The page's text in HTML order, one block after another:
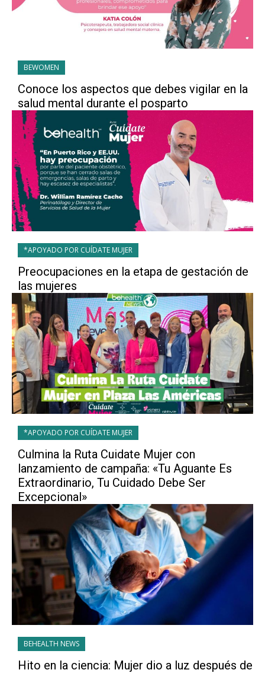
BEWOMEN
Conoce los aspectos que debes vigilar en la
salud mental durante el posparto
*APOYADO POR CUÍDATE MUJER
Preocupaciones en la etapa de gestación de
las mujeres
*APOYADO POR CUÍDATE MUJER
Culmina la Ruta Cuidate Mujer con
lanzamiento de campaña: «Tu Aguante Es
Extraordinario, Tu Cuidado Debe Ser
Excepcional»
BEHEALTH NEWS
Hito en la ciencia: Mujer dio a luz después de